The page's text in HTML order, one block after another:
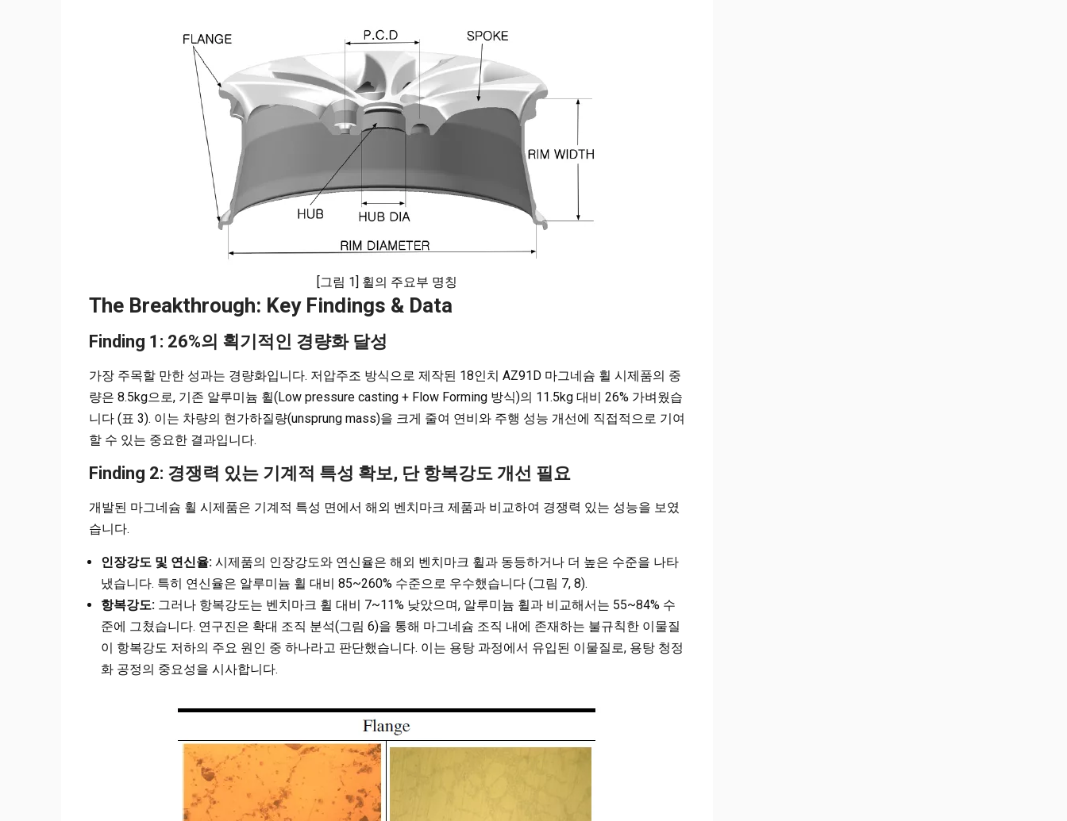
[그림 1] 휠의 주요부 명칭
The Breakthrough: Key Findings & Data
Finding 1: 26%의 획기적인 경량화 달성
가장 주목할 만한 성과는 경량화입니다. 저압주조 방식으로 제작된 18인치 AZ91D 마그네슘 휠 시제품의 중
량은 8.5kg으로, 기존 알루미늄 휠(Low pressure casting + Flow Forming 방식)의 11.5kg 대비 26% 가벼웠습
니다 (표 3). 이는 차량의 현가하질량(unsprung mass)을 크게 줄여 연비와 주행 성능 개선에 직접적으로 기여
할 수 있는 중요한 결과입니다.
Finding 2: 경쟁력 있는 기계적 특성 확보, 단 항복강도 개선 필요
개발된 마그네슘 휠 시제품은 기계적 특성 면에서 해외 벤치마크 제품과 비교하여 경쟁력 있는 성능을 보였
습니다.
인장강도 및 연신율: 시제품의 인장강도와 연신율은 해외 벤치마크 휠과 동등하거나 더 높은 수준을 나타
냈습니다. 특히 연신율은 알루미늄 휠 대비 85~260% 수준으로 우수했습니다 (그림 7, 8).
항복강도: 그러나 항복강도는 벤치마크 휠 대비 7~11% 낮았으며, 알루미늄 휠과 비교해서는 55~84% 수
준에 그쳤습니다. 연구진은 확대 조직 분석(그림 6)을 통해 마그네슘 조직 내에 존재하는 불규칙한 이물질
이 항복강도 저하의 주요 원인 중 하나라고 판단했습니다. 이는 용탕 과정에서 유입된 이물질로, 용탕 청정
화 공정의 중요성을 시사합니다.